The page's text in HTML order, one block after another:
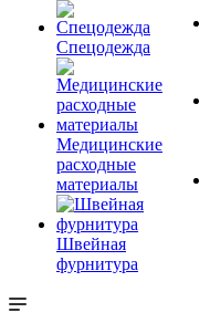
Спецодежда
Медицинские
расходные
материалы
Швейная
фурнитура